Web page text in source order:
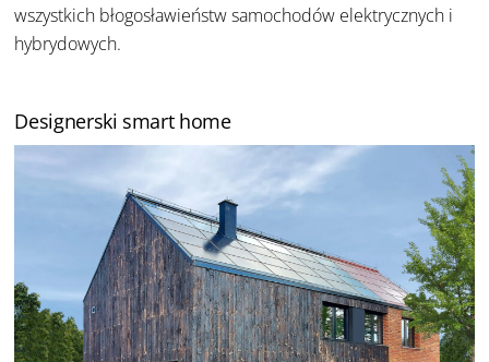
wszystkich błogosławieństw samochodów elektrycznych i
hybrydowych.
Designerski smart home